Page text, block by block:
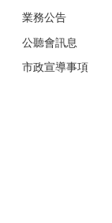
業務公告
公聽會訊息
市政宣導事項